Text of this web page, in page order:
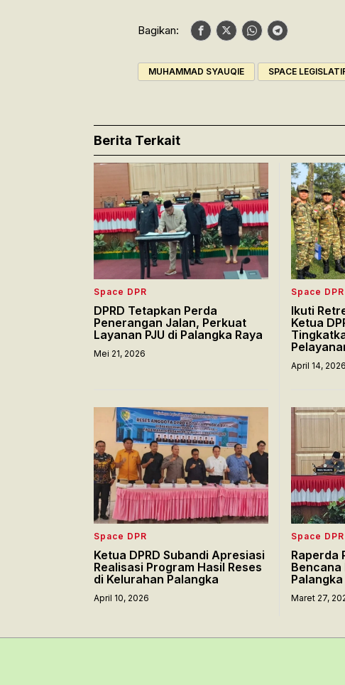
Bagikan:
MUHAMMAD SYAUQIE SPACE
Berita Terkait
Space DPR
DPRD Tetapkan Perda
Penerangan Jalan, Perkuat
Layanan PJU di Palangka Raya
Mei 21, 2026
Space DPR
Ikuti
Ketua
April 14, 2026
Space DPR
Ketua DPRD Subandi Apresiasi
Realisasi Program Hasil Reses
di Kelurahan Palangka
April 10, 2026
Space DPR
Raperda
Bencana
Maret 27,